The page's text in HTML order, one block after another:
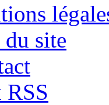
du site